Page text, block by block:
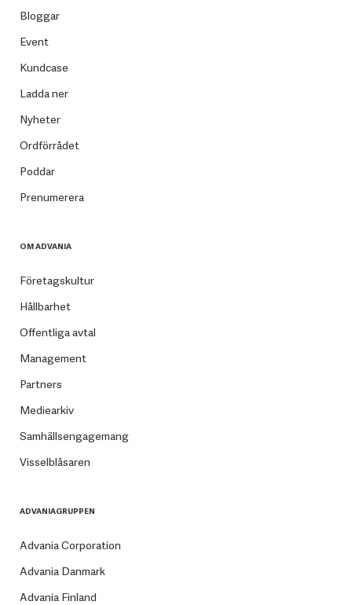
Bloggar
Event
Kundcase
Ladda ner
Nyheter
Ordförrådet
Poddar
Prenumerera
OM ADVANIA
Företagskultur
Hållbarhet
Offentliga avtal
Management
Partners
Mediearkiv
Samhällsengagemang
Visselblåsaren
ADVANIAGRUPPEN
Advania Corporation
Advania Danmark
Advania Finland